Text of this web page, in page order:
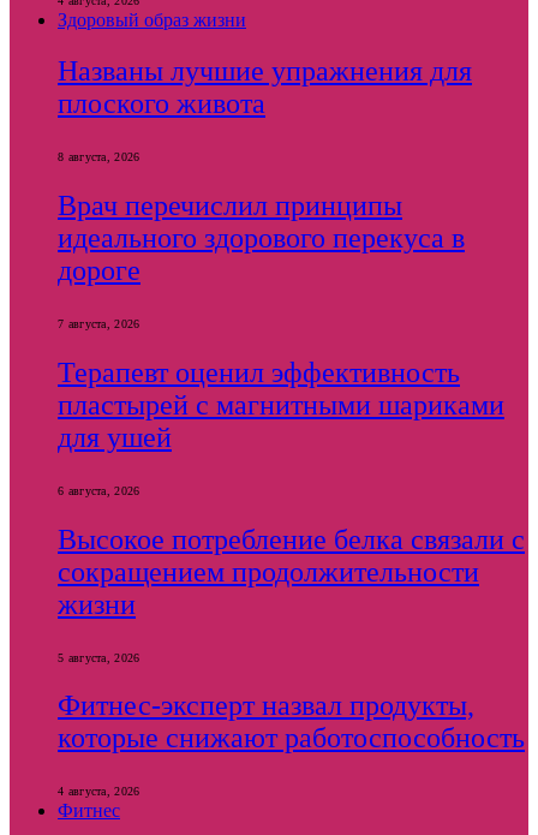
Здоровый образ жизни
Названы лучшие упражнения для
плоского живота
8 августа, 2026
Врач перечислил принципы
идеального здорового перекуса в
дороге
7 августа, 2026
Терапевт оценил эффективность
пластырей с магнитными шариками
для ушей
6 августа, 2026
Высокое потребление белка связали с
сокращением продолжительности
жизни
5 августа, 2026
Фитнес-эксперт назвал продукты,
которые снижают работоспособность
4 августа, 2026
Фитнес